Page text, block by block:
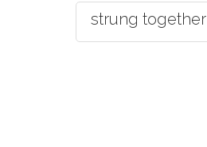
strung together